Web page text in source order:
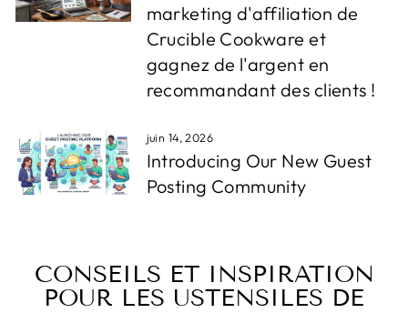
marketing d'affiliation de
Crucible Cookware et
gagnez de l'argent en
recommandant des clients !
juin 14, 2026
Introducing Our New Guest
Posting Community
CONSEILS ET INSPIRATION
POUR LES USTENSILES DE